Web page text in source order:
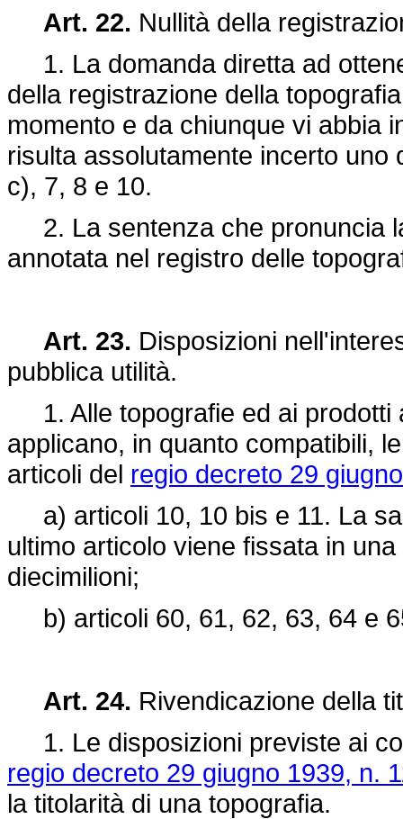
Art. 22. Nullità della
1. La domanda diretta ad
della registrazione della
momento e da chiunque vi abbia
risulta assolutamente incerto uno
c), 7, 8 e 10.
2. La sentenza che pronuncia
annotata nel registro delle
Art. 23. Disposizioni
pubblica utilità.
1. Alle topografie ed ai prodotti
applicano, in quanto compatibili,
articoli del regio decreto 29
a) articoli 10, 10 bis e 11. La
ultimo articolo viene fissata in
diecimilioni;
b) articoli 60, 61, 62, 63, 64 e
Art. 24. Rivendicazione della
1. Le disposizioni previste ai
regio decreto 29 giugno 1939, n.
la titolarità di una topografia.